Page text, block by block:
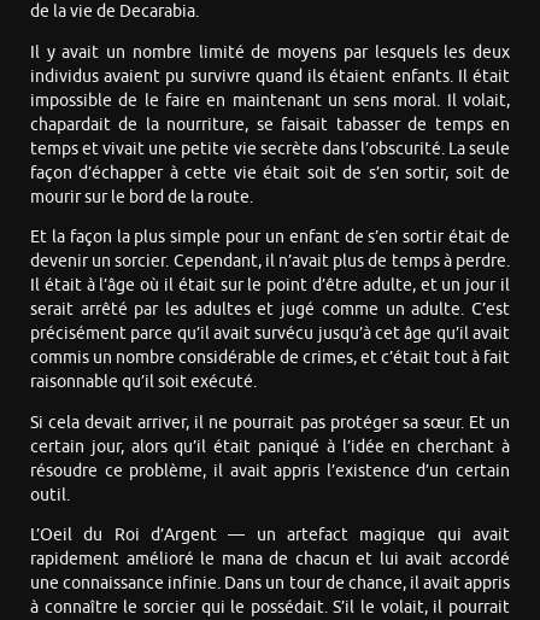
de la vie de Decarabia.
Il y avait un nombre limité de moyens par lesquels les deux
individus avaient pu survivre quand ils étaient enfants. Il était
impossible de le faire en maintenant un sens moral. Il volait,
chapardait de la nourriture, se faisait tabasser de temps en
temps et vivait une petite vie secrète dans l’obscurité. La seule
façon d’échapper à cette vie était soit de s’en sortir, soit de
mourir sur le bord de la route.
Et la façon la plus simple pour un enfant de s’en sortir était de
devenir un sorcier. Cependant, il n’avait plus de temps à perdre.
Il était à l’âge où il était sur le point d’être adulte, et un jour il
serait arrêté par les adultes et jugé comme un adulte. C’est
précisément parce qu’il avait survécu jusqu’à cet âge qu’il avait
commis un nombre considérable de crimes, et c’était tout à fait
raisonnable qu’il soit exécuté.
Si cela devait arriver, il ne pourrait pas protéger sa sœur. Et un
certain jour, alors qu’il était paniqué à l’idée en cherchant à
résoudre ce problème, il avait appris l’existence d’un certain
outil.
L’Oeil du Roi d’Argent — un artefact magique qui avait
rapidement amélioré le mana de chacun et lui avait accordé
une connaissance infinie. Dans un tour de chance, il avait appris
à connaître le sorcier qui le possédait. S’il le volait, il pourrait